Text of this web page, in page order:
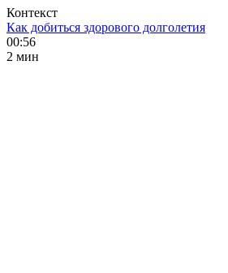
Контекст
Как добиться здорового долголетия
00:56
2 мин